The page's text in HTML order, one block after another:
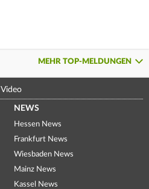
MEHR TOP-MELDUNGEN
Video
NEWS
Hessen News
Frankfurt News
Wiesbaden News
Mainz News
Kassel News